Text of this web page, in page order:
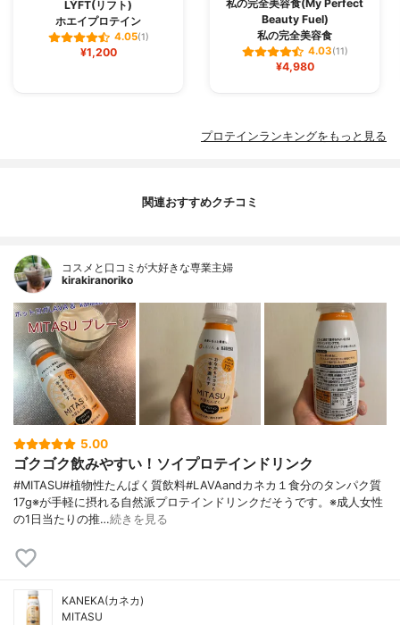
LÝFT(リフト)
ホエイプロテイン
4.05(1)
¥1,200
私の完全美容食(My Perfect
Beauty Fuel)
私の完全美容食
4.03(11)
¥4,980
プロテインランキングをもっと見る
関連おすすめクチコミ
コスメと口コミが大好きな専業主婦
kirakiranoriko
5.00
ゴクゴク飲みやすい！ソイプロテインドリンク
#MITASU#植物性たんぱく質飲料#LAVAandカネカ１食分のタンパク質
17g※が手軽に摂れる自然派プロテインドリンクだそうです。※成人女性
の1日当たりの推…続きを見る
KANEKA(カネカ)
MITASU